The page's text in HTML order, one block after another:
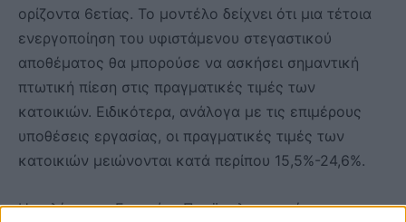
ορίζοντα 6ετίας. Το μοντέλο δείχνει ότι μια τέτοια
ενεργοποίηση του υφιστάμενου στεγαστικού
αποθέματος θα μπορούσε να ασκήσει σημαντική
πτωτική πίεση στις πραγματικές τιμές των
κατοικιών. Ειδικότερα, ανάλογα με τις επιμέρους
υποθέσεις εργασίας, οι πραγματικές τιμές των
κατοικιών μειώνονται κατά περίπου 15,5%-24,6%.
Η μελέτη του Γραφείου Προϋπολογισμού του